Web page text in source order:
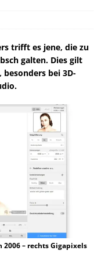
trifft es jene, die zu
galten. Dies gilt
besonders bei 3D-
– rechts Gigapixels